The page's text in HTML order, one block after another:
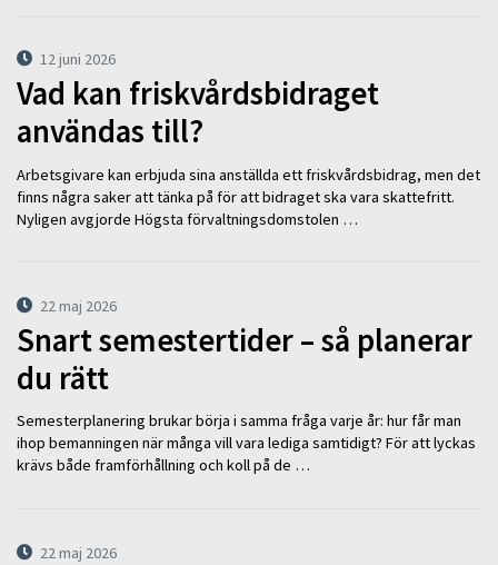
12 juni 2026
Vad kan friskvårdsbidraget
användas till?
Arbetsgivare kan erbjuda sina anställda ett friskvårdsbidrag, men det
finns några saker att tänka på för att bidraget ska vara skattefritt.
Nyligen avgjorde Högsta förvaltningsdomstolen …
22 maj 2026
Snart semestertider – så planerar
du rätt
Semesterplanering brukar börja i samma fråga varje år: hur får man
ihop bemanningen när många vill vara lediga samtidigt? För att lyckas
krävs både framförhållning och koll på de …
22 maj 2026